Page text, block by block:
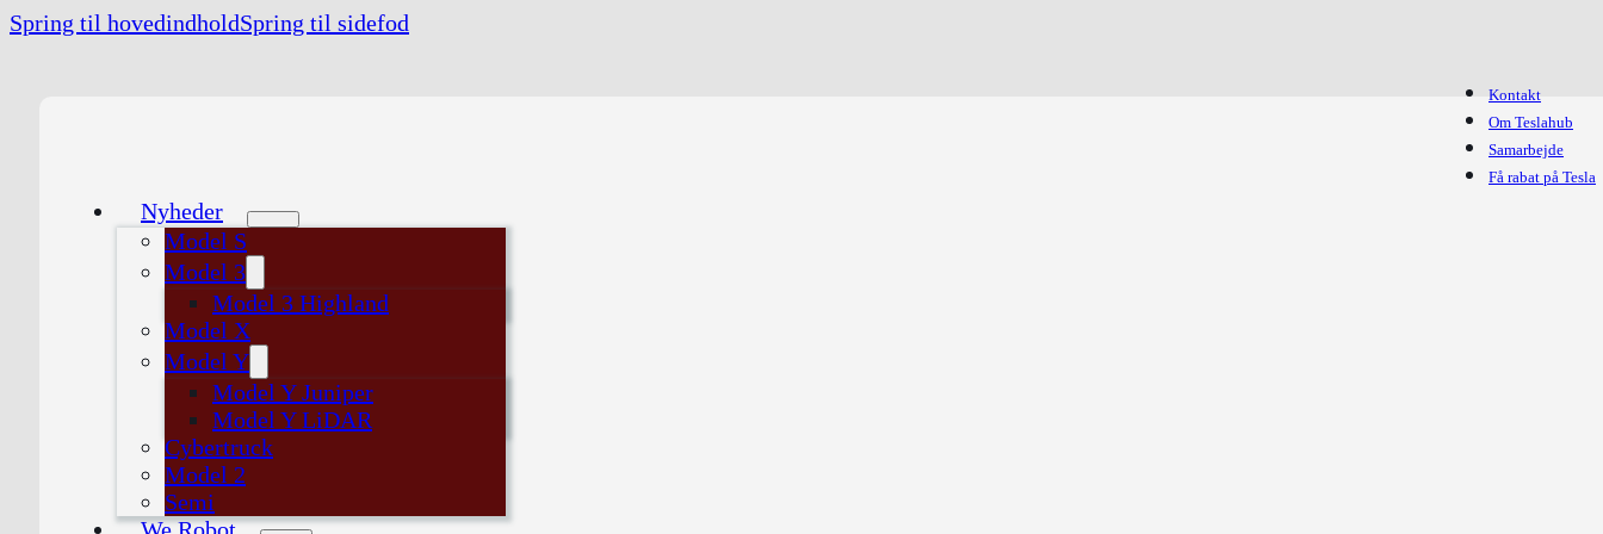
Spring til hovedindholdSpring til sidefod
Kontakt
Om Teslahub
Samarbejde
Få rabat på Tesla
Nyheder
Model S
Model 3
Model 3 Highland
Model X
Model Y
Model Y Juniper
Model Y LiDAR
Cybertruck
Model 2
Semi